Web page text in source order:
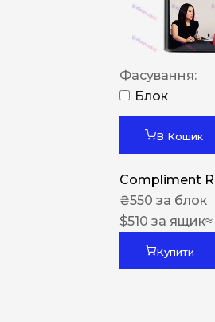
Фасування:
Блок
В Кошик
Compliment
₴550 за блок
$510 за ящик
Купити